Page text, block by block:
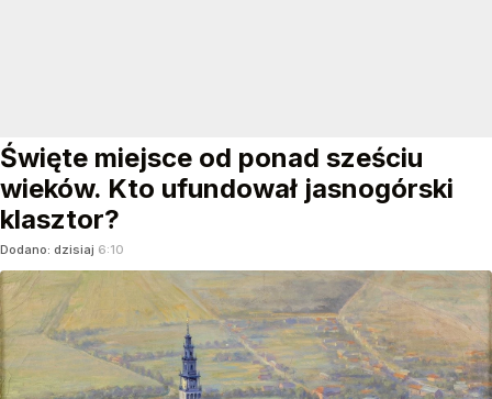
Święte miejsce od ponad sześciu
wieków. Kto ufundował jasnogórski
klasztor?
Dodano: dzisiaj 6:10